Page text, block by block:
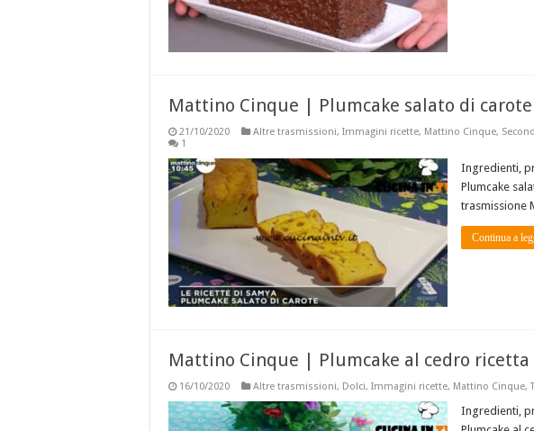
Mattino Cinque | Plumcake salato di
21/10/2020 Altre trasmissioni, Immagini ricette, Mattino Cinque,
1
Ingredienti,
Plumcake
trasmissione
Continua a
Mattino Cinque | Plumcake al cedro ricetta
16/10/2020 Altre trasmissioni, Dolci, Immagini ricette, Mattino Cinque,
Ingredienti,